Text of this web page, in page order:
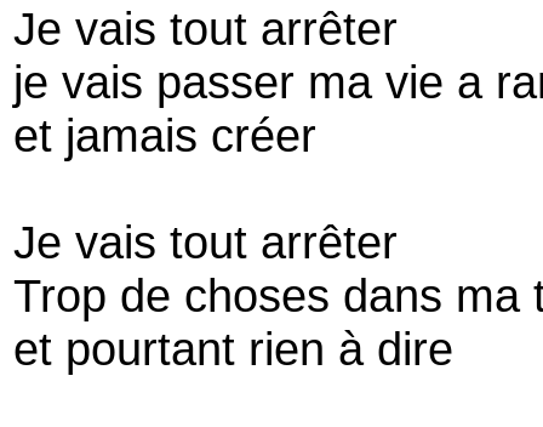
Je vais tout arrêter
je vais passer ma vie a
et jamais créer
Je vais tout arrêter
Trop de choses dans ma
et pourtant rien à dire